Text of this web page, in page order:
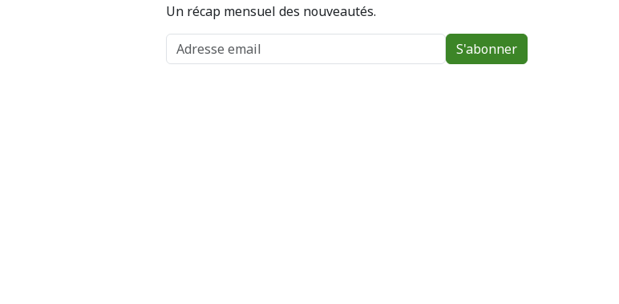
Un récap mensuel des nouveautés.
Adresse email
S'abonner